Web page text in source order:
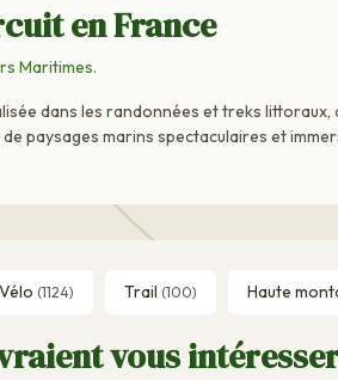
en France
Maritimes.
dans les randonnées et treks
paysages marins spectaculaires et
Vélo (1124) Trail (100) Haute
vous